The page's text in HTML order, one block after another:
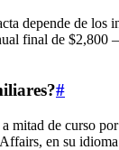
depende de
final de
#
mitad de curso
en su